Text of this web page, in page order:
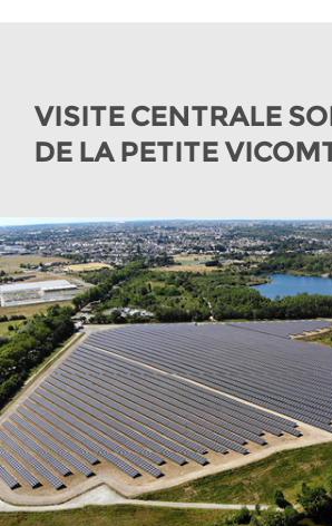
VISITE CENTRALE
DE LA PETITE